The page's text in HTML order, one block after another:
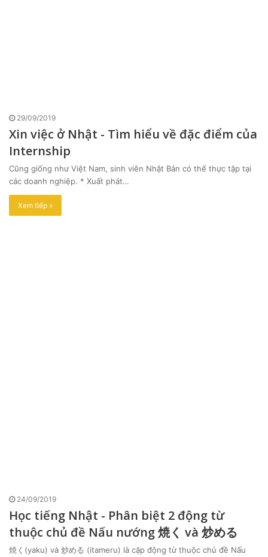
29/09/2019
Xin việc ở Nhật - Tìm hiểu về đặc điểm của
Internship
Cũng giống như Việt Nam, sinh viên Nhật Bản có thể thực tập tại
các doanh nghiệp. * Xuất phát…
Xem tiếp »
24/09/2019
Học tiếng Nhật - Phân biệt 2 động từ
thuộc chủ đề Nấu nướng 焼く và 炒める
焼く(yaku) và 炒める (itameru) là cặp động từ thuộc chủ đề Nấu